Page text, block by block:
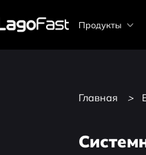
Продукты
Главная >